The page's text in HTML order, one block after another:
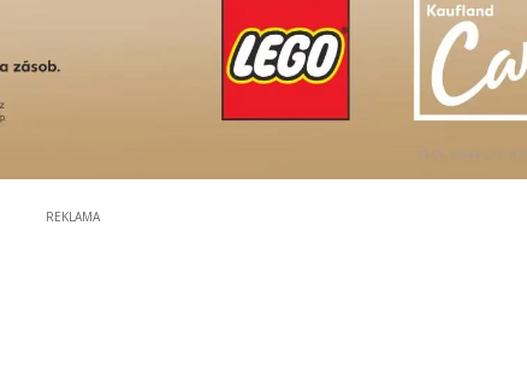
REKLAMA